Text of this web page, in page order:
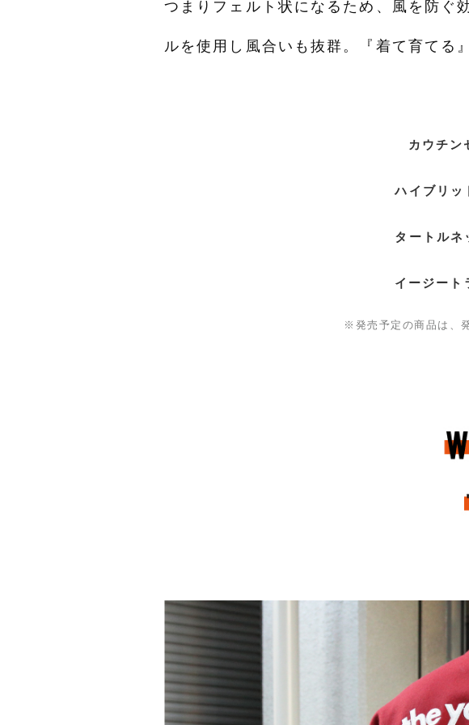
つまりフェルト状になるため、風を防ぐ
ルを使用し風合いも抜群。『着て育てる
カウチ
ハイブリ
タートル
イージー
※発売予定の商品は、